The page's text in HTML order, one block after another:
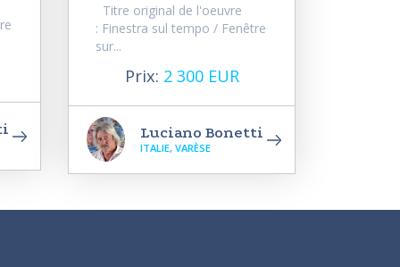
Titre original de l'oeuvre
: Finestra sul tempo / Fenêtre
sur...
Prix: 2 300 EUR
Luciano Bonetti
ITALIE, VARÈSE